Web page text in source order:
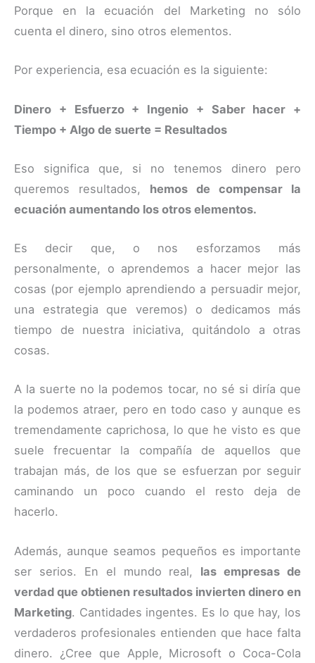
Porque en la ecuación del Marketing no sólo
cuenta el dinero, sino otros elementos.
Por experiencia, esa ecuación es la siguiente:
Dinero + Esfuerzo + Ingenio + Saber hacer +
Tiempo + Algo de suerte = Resultados
Eso significa que, si no tenemos dinero pero
queremos resultados, hemos de compensar la
ecuación aumentando los otros elementos.
Es decir que, o nos esforzamos más
personalmente, o aprendemos a hacer mejor las
cosas (por ejemplo aprendiendo a persuadir mejor,
una estrategia que veremos) o dedicamos más
tiempo de nuestra iniciativa, quitándolo a otras
cosas.
A la suerte no la podemos tocar, no sé si diría que
la podemos atraer, pero en todo caso y aunque es
tremendamente caprichosa, lo que he visto es que
suele frecuentar la compañía de aquellos que
trabajan más, de los que se esfuerzan por seguir
caminando un poco cuando el resto deja de
hacerlo.
Además, aunque seamos pequeños es importante
ser serios. En el mundo real, las empresas de
verdad que obtienen resultados invierten dinero en
Marketing. Cantidades ingentes. Es lo que hay, los
verdaderos profesionales entienden que hace falta
dinero. ¿Cree que Apple, Microsoft o Coca-Cola